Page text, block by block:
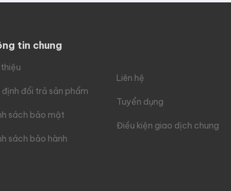
tin chung
định đổi trả sản phẩm
sách bảo mật
sách bảo hành
Liên hệ
Tuyển dụng
Điều kiện giao dịch chung